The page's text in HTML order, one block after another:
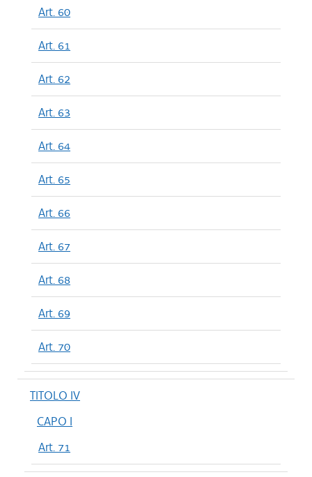
Art. 60
Art. 61
Art. 62
Art. 63
Art. 64
Art. 65
Art. 66
Art. 67
Art. 68
Art. 69
Art. 70
TITOLO IV
CAPO I
Art. 71